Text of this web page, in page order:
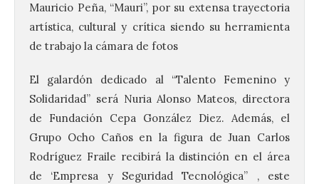
Mauricio Peña, “Mauri”, por su extensa trayectoria
artística, cultural y crítica siendo su herramienta
de trabajo la cámara de fotos
El galardón dedicado al “Talento Femenino y
Solidaridad” será Nuria Alonso Mateos, directora
de Fundación Cepa González Diez. Además, el
Grupo Ocho Caños en la figura de Juan Carlos
Rodríguez Fraile recibirá la distinción en el área
de ‘Empresa y Seguridad Tecnológica” , este